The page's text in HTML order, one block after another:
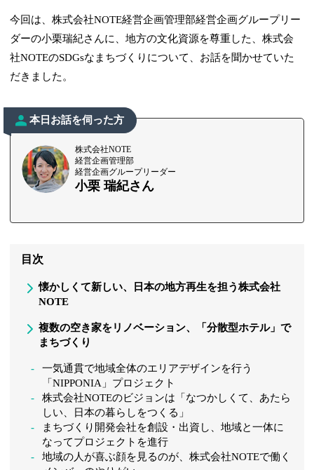
今回は、株式会社NOTE経営企画管理部経営企画グループリー
ダーの小栗瑞紀さんに、地方の文化資源を尊重した、株式会
社NOTEのSDGsなまちづくりについて、お話を聞かせていた
だきました。
本日お話を伺った方
株式会社NOTE
経営企画管理部
経営企画グループリーダー
小栗 瑞紀さん
目次
懐かしくて新しい、日本の地方再生を担う株式会社
NOTE
複数の空き家をリノベーション、「分散型ホテル」で
まちづくり
一気通貫で地域全体のエリアデザインを行う
「NIPPONIA」プロジェクト
株式会社NOTEのビジョンは「なつかしくて、あたら
しい、日本の暮らしをつくる」
まちづくり開発会社を創設・出資し、地域と一体に
なってプロジェクトを進行
地域の人が喜ぶ顔を見るのが、株式会社NOTEで働く